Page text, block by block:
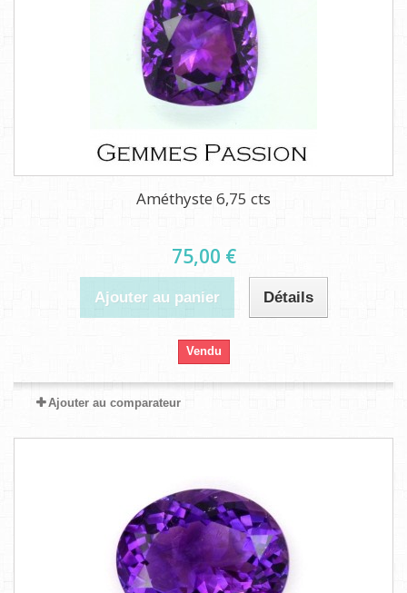
Améthyste 6,75 cts
75,00 €
Ajouter au panier Détails
Vendu
Ajouter au comparateur